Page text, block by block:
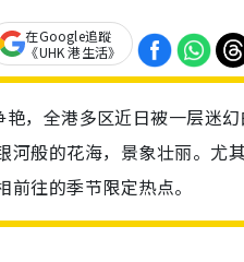
在Google追蹤
《UHK 港生活》
，全港多区近日被一层迷
般的花海，景象壮丽。尤
往的季节限定热点。